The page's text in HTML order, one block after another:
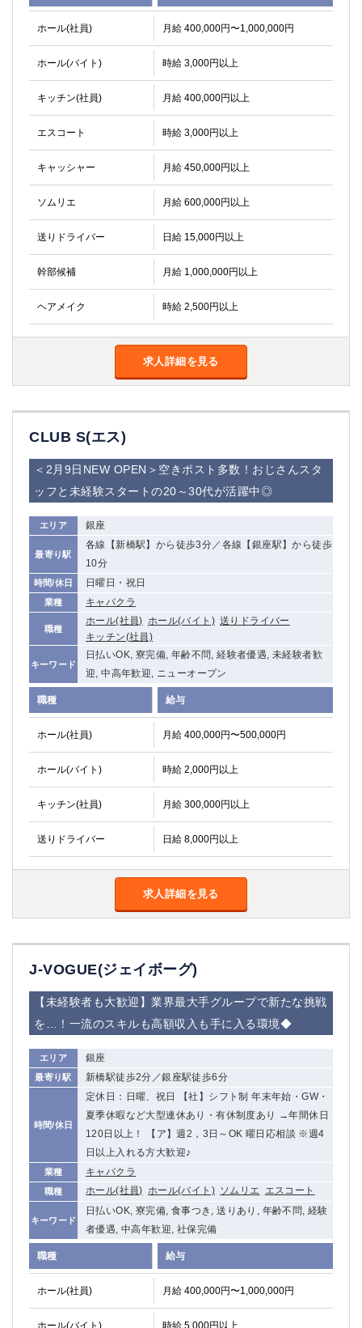
ホール(社員) 月給 400,000円〜1,000,000円
ホール(バイト) 時給 3,000円以上
キッチン(社員) 月給 400,000円以上
エスコート 時給 3,000円以上
キャッシャー 月給 450,000円以上
ソムリエ 月給 600,000円以上
送りドライバー 日給 15,000円以上
幹部候補 月給 1,000,000円以上
ヘアメイク 時給 2,500円以上
求人詳細を見る
CLUB S(エス)
＜2月9日NEW OPEN＞空きポスト多数！おじさんスタ
ッフと未経験スタートの20～30代が活躍中◎
エリア 銀座
最寄り駅
各線【新橋駅】から徒歩3分／各線【銀座駅】から徒歩
10分
時間/休日 日曜日・祝日
業種 キャバクラ
職種
ホール(社員) ホール(バイト) 送りドライバー
キッチン(社員)
キーワード
日払いOK, 寮完備, 年齢不問, 経験者優遇, 未経験者歓
迎, 中高年歓迎, ニューオープン
職種 給与
ホール(社員) 月給 400,000円〜500,000円
ホール(バイト) 時給 2,000円以上
キッチン(社員) 月給 300,000円以上
送りドライバー 日給 8,000円以上
求人詳細を見る
J-VOGUE(ジェイボーグ)
【未経験者も大歓迎】業界最大手グループで新たな挑戦
を…！一流のスキルも高額収入も手に入る環境◆
エリア 銀座
最寄り駅 新橋駅徒歩2分／銀座駅徒歩6分
時間/休日
定休日：日曜、祝日 【社】シフト制 年末年始・GW・
夏季休暇など大型連休あり・有休制度あり →年間休日
120日以上！ 【ア】週2，3日～OK 曜日応相談 ※週4
日以上入れる方大歓迎♪
業種 キャバクラ
職種 ホール(社員) ホール(バイト) ソムリエ エスコート
キーワード
日払いOK, 寮完備, 食事つき, 送りあり, 年齢不問, 経験
者優遇, 中高年歓迎, 社保完備
職種 給与
ホール(社員) 月給 400,000円〜1,000,000円
ホール(バイト) 時給 5,000円以上